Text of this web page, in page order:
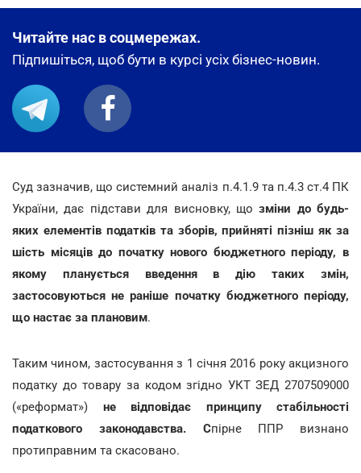
Читайте нас в соцмережах.
Підпишіться, щоб бути в курсі усіх бізнес-новин.
Суд зазначив, що системний аналіз п.4.1.9 та п.4.3 ст.4 ПК
України, дає підстави для висновку, щозміни до будь-
яких елементів податків та зборів, прийняті пізніш як за
шість місяців до початку нового бюджетного періоду, в
якому планується введення в дію таких змін,
застосовуються не раніше початку бюджетного періоду,
що настає за плановим.
Таким чином, застосування з 1 січня 2016 року акцизного
податку до товару за кодом згідно УКТ ЗЕД 2707509000
(«реформат») не відповідає принципу стабільності
податкового законодавства. Спірне ППР визнано
протиправним та скасовано.